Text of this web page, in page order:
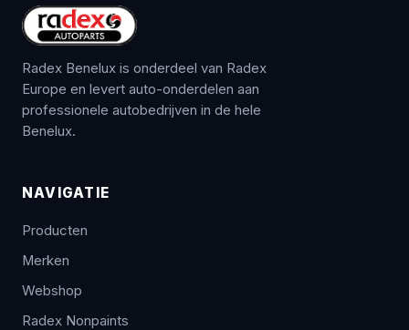
Radex Benelux is onderdeel van Radex
Europe en levert auto-onderdelen aan
professionele autobedrijven in de hele
Benelux.
NAVIGATIE
Producten
Merken
Webshop
Radex Nonpaints